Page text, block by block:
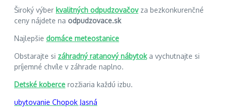
Široký výber kvalitných odpudzovačovza bezkonkurenčné
ceny nájdete na odpudzovace.sk
Najlepšie domáce meteostanice
Obstarajte si záhradný ratanový nábytoka vychutnajte si
príjemné chvíle v záhrade naplno.
Detské koberce rozžiaria každú izbu.
ubytovanie Chopok Jasná